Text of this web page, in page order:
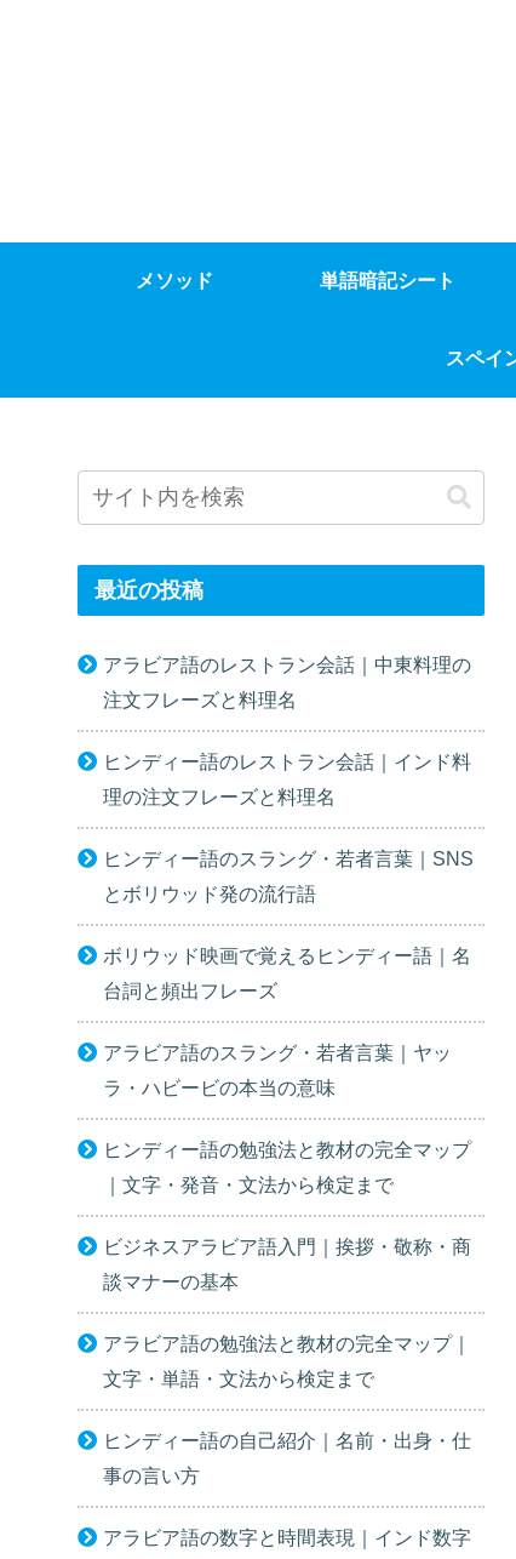
メソッド 単語暗記シート
スペイ
最近の投稿
アラビア語のレストラン会話｜中東料理の
注文フレーズと料理名
ヒンディー語のレストラン会話｜インド料
理の注文フレーズと料理名
ヒンディー語のスラング・若者言葉｜SNS
とボリウッド発の流行語
ボリウッド映画で覚えるヒンディー語｜名
台詞と頻出フレーズ
アラビア語のスラング・若者言葉｜ヤッ
ラ・ハビービの本当の意味
ヒンディー語の勉強法と教材の完全マップ
｜文字・発音・文法から検定まで
ビジネスアラビア語入門｜挨拶・敬称・商
談マナーの基本
アラビア語の勉強法と教材の完全マップ｜
文字・単語・文法から検定まで
ヒンディー語の自己紹介｜名前・出身・仕
事の言い方
アラビア語の数字と時間表現｜インド数字